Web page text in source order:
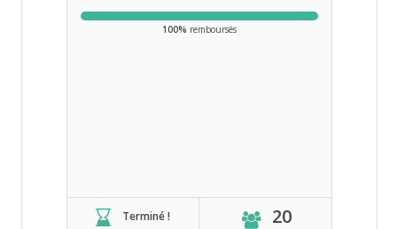
100% remboursés
Terminé ! 20